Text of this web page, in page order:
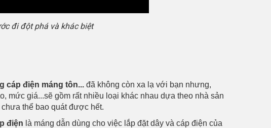
đi đột phá và khác biệt
cáp điện máng tôn...đã không còn xa lạ với bạn nhưng,
mức giá...sẽ gồm rất nhiều loại khác nhau dựa theo nhà sản
thể bao quát được hết.
điện là máng dẫn dùng cho việc lắp đặt dây và cáp điện của